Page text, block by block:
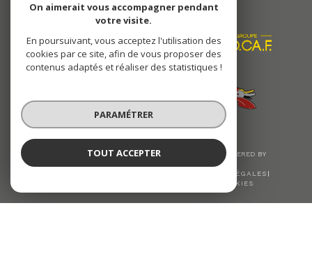
ADHÉRONS
© 2026 | TOUS DROITS RÉSERVÉS | TRADUCTION POWERED BY
MENTIONS LÉGALES
COOKIES
On aimerait vous accompagner pendant
votre visite.
En poursuivant, vous acceptez l'utilisation des
cookies par ce site, afin de vous proposer des
contenus adaptés et réaliser des statistiques !
PARAMÉTRER
TOUT ACCEPTER